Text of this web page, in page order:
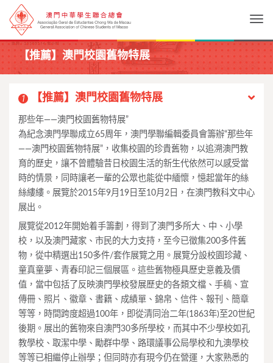
【推薦】澳門校園舊物特展
1 【推薦】澳門校園舊物特展
那些年——澳門校園舊物特展”
為紀念澳門學聯成立65周年，澳門學聯編輯委員會籌辦“那些年
——澳門校園舊物特展”，收集校園的珍貴舊物，以追溯澳門教
育的歷史，讓不曾體驗昔日校園生活的新生代依然可以感受當
時的情景，同時讓老一輩的公眾也能從中緬懷，憶起當年的絲
絲縷縷。展覽於2015年9月19日至10月2日，在澳門教科文中心
展出。
展覽從2012年開始着手籌劃，得到了澳門多所大、中、小學
校，以及澳門藏家、市民的大力支持，至今已徵集200多件舊
物，從中精選出150多件/套作展覽之用。展覽分設校園珍藏、
童真童夢、青春印記三個展區。這些舊物極具歷史意義及價
值，當中包括了反映澳門學校發展歷史的各類文檔、手稿、宣
傳冊、照片、徽章、書籍、成績單、錦帛、信件、報刊、簡章
等等，時間跨度超過100年，即從清同治二年(1863年)至20世紀
後期。展出的舊物來自澳門30多所學校，而其中不少學校如孔
教學校、取潔中學、勵群中學、路環議事公局學校和九澳學校
等等已相繼停止辦學；但同時亦有現今仍在營運，大家熟悉的